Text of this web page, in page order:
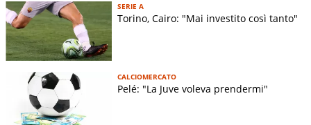
SERIE A
Torino, Cairo: "Mai investito così tanto"
CALCIOMERCATO
Pelé: "La Juve voleva prendermi"